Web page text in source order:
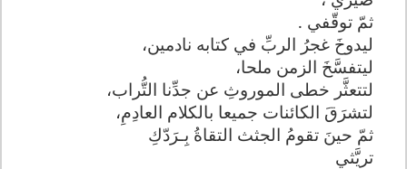
ثمّ توقّفي .
ليدوخَ غجرُ الربِّ في كتابه نادمين،
ليتفسَّخَ الزمن ملحا،
لتتعثَّر خطى الموروثِ عن جدِّنا التُّراب،
لتشرَقَ الكائنات جميعا بالكلام العادِمِ،
ثمّ حينَ تقومُ الجثث التقاةُ بِـرَدّكِ
تريَّثي